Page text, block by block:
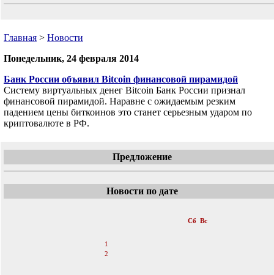
Главная > Новости
Понедельник, 24 февраля 2014
Банк России объявил Bitcoin финансовой пирамидой
Систему виртуальных денег Bitcoin Банк России признал
финансовой пирамидой. Наравне с ожидаемым резким
падением цены биткоинов это станет серьезным ударом по
криптовалюте в РФ.
Предложение
Новости по дате
Сб Вс
1
2